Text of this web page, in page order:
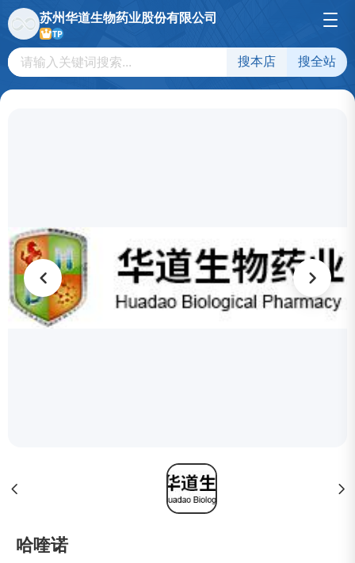
苏州华道生物药业股份有限公司
TP
搜本店 搜全站
哈喹诺